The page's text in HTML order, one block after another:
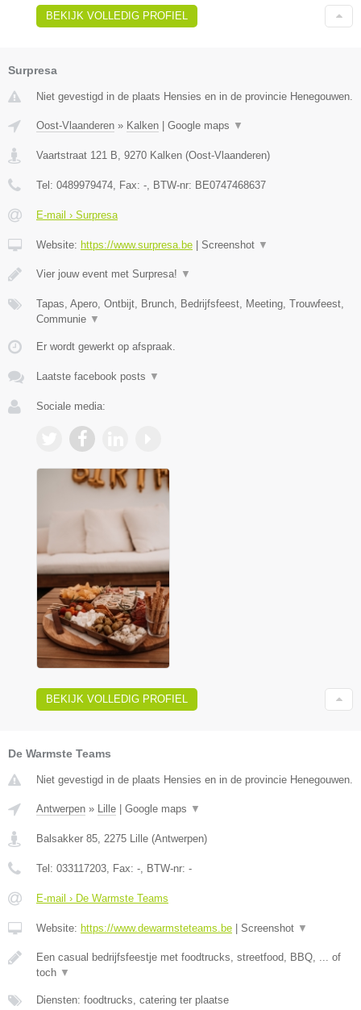
BEKIJK VOLLEDIG PROFIEL
Surpresa
Niet gevestigd in de plaats Hensies en in de provincie Henegouwen.
Oost-Vlaanderen » Kalken | Google maps ▼
Vaartstraat 121 B 9270 Kalken (Oost-Vlaanderen)
Tel: 0489979474 , Fax: - , BTW-nr: BE0747468637
E-mail › Surpresa
Website: https://www.surpresa.be | Screenshot ▼
Vier jouw event met Surpresa! ▼
Tapas, Apero, Ontbijt, Brunch, Bedrijfsfeest, Meeting, Trouwfeest,
Communie ▼
Er wordt gewerkt op afspraak.
Laatste facebook posts ▼
Sociale media:
BEKIJK VOLLEDIG PROFIEL
De Warmste Teams
Niet gevestigd in de plaats Hensies en in de provincie Henegouwen.
Antwerpen » Lille | Google maps ▼
Balsakker 85 2275 Lille (Antwerpen)
Tel: 033117203 , Fax: - , BTW-nr: -
E-mail › De Warmste Teams
Website: https://www.dewarmsteteams.be | Screenshot ▼
Een casual bedrijfsfeestje met foodtrucks, streetfood, BBQ, ... of
toch ▼
Diensten: foodtrucks, catering ter plaatse